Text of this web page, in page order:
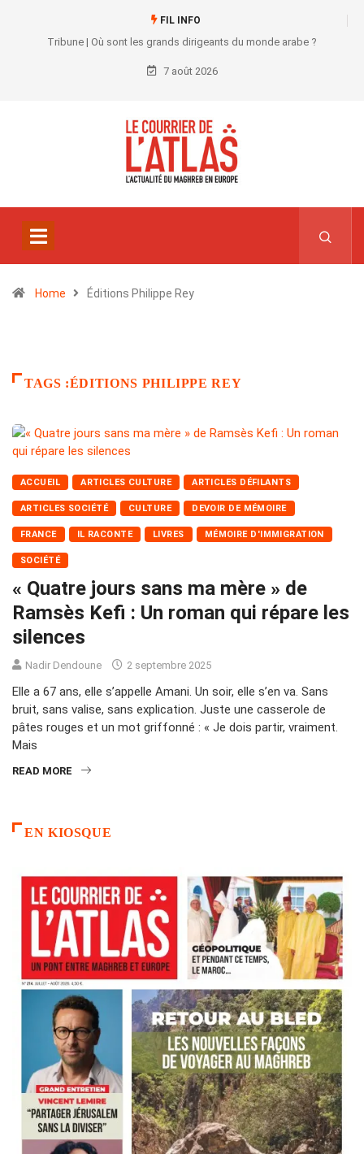
FIL INFO
Tribune | Où sont les grands dirigeants du monde arabe ?
7 août 2026
Home Éditions Philippe Rey
TAGS :ÉDITIONS PHILIPPE REY
ACCUEIL ARTICLES CULTURE ARTICLES DÉFILANTS
ARTICLES SOCIÉTÉ CULTURE DEVOIR DE MÉMOIRE
FRANCE IL RACONTE LIVRES MÉMOIRE D'IMMIGRATION
SOCIÉTÉ
« Quatre jours sans ma mère » de
Ramsès Kefi : Un roman qui répare les
silences
Nadir Dendoune 2 septembre 2025
Elle a 67 ans, elle s’appelle Amani. Un soir, elle s’en va. Sans
bruit, sans valise, sans explication. Juste une casserole de
pâtes rouges et un mot griffonné : « Je dois partir, vraiment.
Mais
READ MORE
EN KIOSQUE